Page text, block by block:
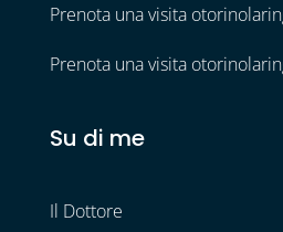
Prenota una visita
Prenota una visita
Su di me
Il Dottore